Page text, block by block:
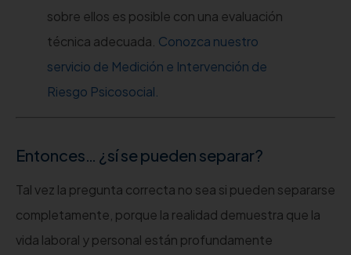
sobre ellos es posible con una evaluación
técnica adecuada. Conozca nuestro
servicio de Medición e Intervención de
Riesgo Psicosocial.
Entonces… ¿sí se pueden separar?
Tal vez la pregunta correcta no sea si pueden separarse
completamente, porque la realidad demuestra que la
vida laboral y personal están profundamente